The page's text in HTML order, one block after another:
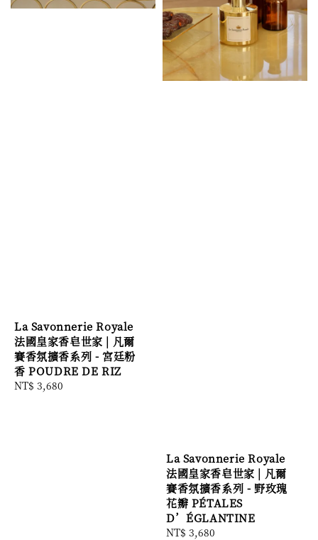
La Savonnerie Royale
法國皇家香皂世家 | 凡爾
賽香氛擴香系列 - 宮廷粉
香 POUDRE DE RIZ
Regular
NT$ 3,680
La Savonnerie Royale
法國皇家香皂世家 | 凡爾
賽香氛擴香系列 - 野玫瑰
花瓣 PÉTALES
D’ÉGLANTINE
Regular
NT$ 3,680